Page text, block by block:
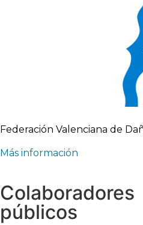
Federación Valenciana de
Más información
Colaboradores
públicos